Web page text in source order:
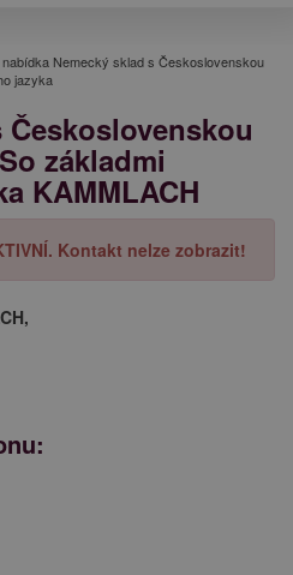
Nemecký sklad s Československou
jazyka
základmi
KAMMLACH
Kontakt nelze zobrazit!